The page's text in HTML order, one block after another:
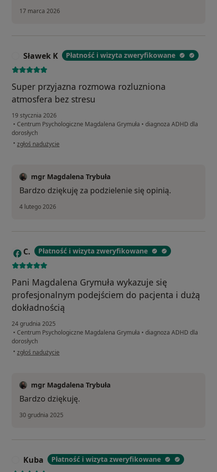
17 marca 2026
Sławek K Płatność i wizyta zweryfikowane
Super przyjazna rozmowa rozluzniona
atmosfera bez stresu
19 stycznia 2026
• Centrum Psychologiczne Magdalena Grymuła • diagnoza ADHD dla
dorosłych
• w opinii użytkownika Sławek K
zgłoś nadużycie
mgr Magdalena Trybuła
Bardzo dziękuję za podzielenie się opinią.
4 lutego 2026
C C. Płatność i wizyta zweryfikowane
Pani Magdalena Grymuła wykazuje się
profesjonalnym podejściem do pacjenta i dużą
dokładnością
24 grudnia 2025
• Centrum Psychologiczne Magdalena Grymuła • diagnoza ADHD dla
dorosłych
• w opinii użytkownika C.
zgłoś nadużycie
mgr Magdalena Trybuła
Bardzo dziękuję.
30 grudnia 2025
Kuba Płatność i wizyta zweryfikowane